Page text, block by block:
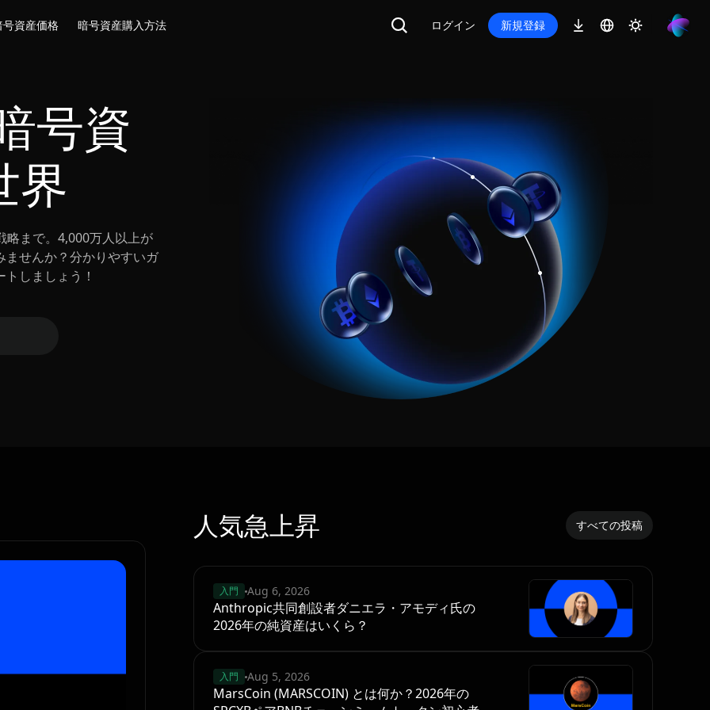
号資産価格 暗号資産購入方法 ログイン 新規登録
号資
界
略まで。4,000万人以上が
ませんか？分かりやすいガ
しましょう！
人気急上昇 すべての投稿
入門 Aug 6, 2026
Anthropic共同創設者ダニエラ・アモディ氏の
2026年の純資産はいくら？
入門 Aug 5, 2026
MarsCoin (MARSCOIN) とは何か？2026年の